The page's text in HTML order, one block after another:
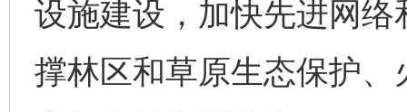
设施建设，加快先进网
撑林区和草原生态保护